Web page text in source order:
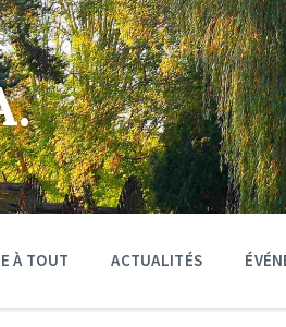
À TOUT ACTUALITÉS